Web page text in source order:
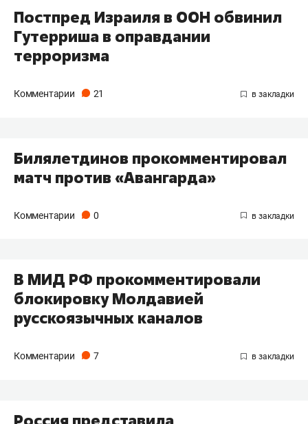
Постпред Израиля в ООН обвинил
Гутерриша в оправдании
терроризма
Комментарии 21
Билялетдинов прокомментировал
матч против «Авангарда»
Комментарии 0
В МИД РФ прокомментировали
блокировку Молдавией
русскоязычных каналов
Комментарии 7